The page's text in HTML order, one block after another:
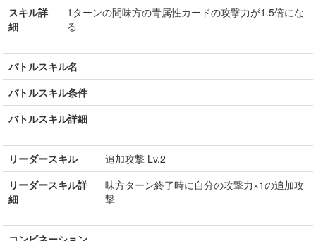
スキル詳
細
1ターンの間味方の青属性カードの攻撃力が1.5倍にな
る
バトルスキル名
バトルスキル条件
バトルスキル詳細
リーダースキル
追加攻撃 Lv.2
リーダースキル詳
細
味方ターン終了時に自分の攻撃力×1の追加攻
撃